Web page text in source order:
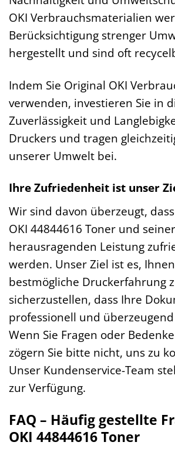
OKI Verbrauchsmaterialien
Berücksichtigung strenger
hergestellt und sind oft
Indem Sie Original OKI
verwenden, investieren Sie in
Zuverlässigkeit und
Druckers und tragen
unserer Umwelt bei.
Ihre Zufriedenheit ist unser
Wir sind davon überzeugt,
OKI 44844616 Toner und seiner
herausragenden Leistung
werden. Unser Ziel ist es,
bestmögliche Druckerfahrung
sicherzustellen, dass Ihre
professionell und
Wenn Sie Fragen oder
zögern Sie bitte nicht, uns zu
Unser Kundenservice-Team
zur Verfügung.
FAQ – Häufig gestellte
OKI 44844616 Toner